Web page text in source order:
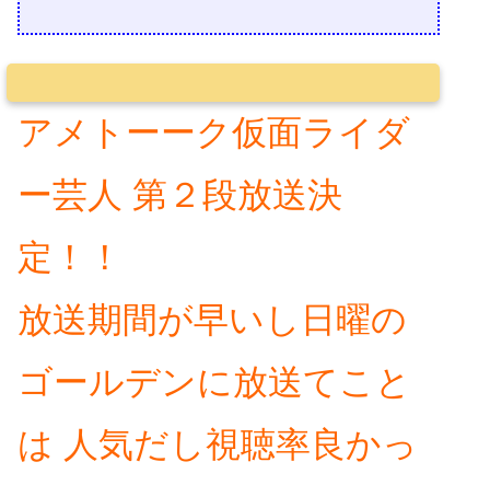
アメトーーク仮面ライダ
ー芸人 第２段放送決
定！！
放送期間が早いし日曜の
ゴールデンに放送てこと
は 人気だし視聴率良かっ